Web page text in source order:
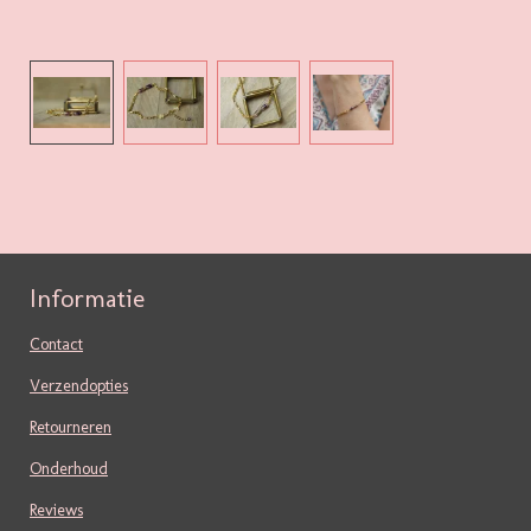
Informatie
Contact
Verzendopties
Retourneren
Onderhoud
Reviews